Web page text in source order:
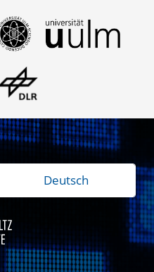
Deutsch